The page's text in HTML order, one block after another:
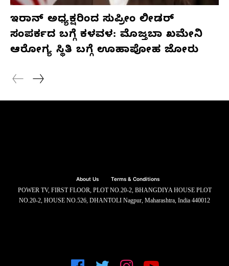
ಇರಾನ್ ಅಧ್ಯಕ್ಷರಿಂದ ಸುಪ್ರೀಂ ಲೀಡರ್
ಸಂಪರ್ಕದ ಬಗ್ಗೆ ಕಳವಳ: ಮೊಜ್ತಬಾ ಖಮೇನಿ
ಆರೋಗ್ಯ ಸ್ಥಿತಿ ಬಗ್ಗೆ ಊಹಾಪೋಹ ಜೋರು
About Us Terms & Conditions
POWER TV, FIRST FLOOR, PLOT NO.20-2, BHANGDIYA HOUSE PLOT
NO.20-2, HOUSE NO.526, DHANTOLI Nagpur, Maharashtra, India 440012